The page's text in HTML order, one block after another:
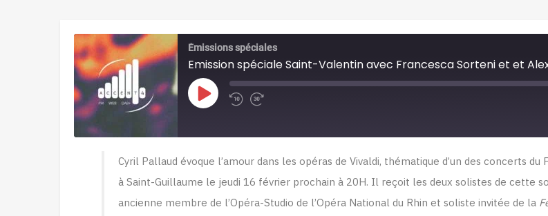
Émissions spéciales
Emission spéciale Saint-Valentin avec Francesca Sorteni et et
Play
Episode
Cyril Pallaud évoque l’amour dans les opéras de Vivaldi, thématique d’un des concerts du
à Saint-Guillaume le jeudi 16 février prochain à 20H. Il reçoit les deux solistes de cette
ancienne membre de l’Opéra-Studio de l’Opéra National du Rhin et soliste invitée de la